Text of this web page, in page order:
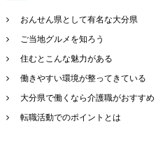
おんせん県として有名な大分県
ご当地グルメを知ろう
住むとこんな魅力がある
働きやすい環境が整ってきている
大分県で働くなら介護職がおすすめ
転職活動でのポイントとは